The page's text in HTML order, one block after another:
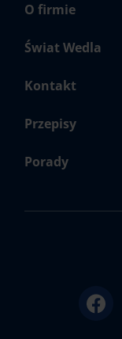
O firmie
Świat Wedla
Kontakt
Przepisy
Porady